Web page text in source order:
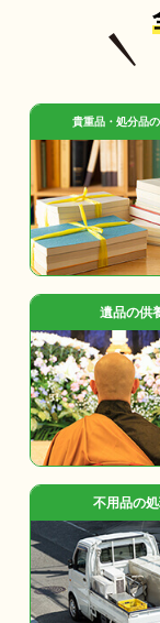
貴重品・処分品
遺品の供
不用品の